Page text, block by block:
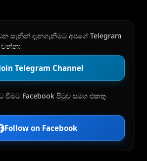
සැනින් දැනගැනීමට අපගේ Telegram
වන්න:
Telegram Channel
වීමට Facebook පිටුව සමග එකතු
Follow on Facebook